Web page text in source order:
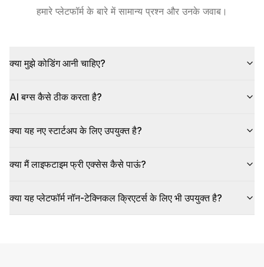
हमारे प्लेटफॉर्म के बारे में सामान्य प्रश्न और उनके जवाब।
क्या मुझे कोडिंग आनी चाहिए?
AI बग्स कैसे ठीक करता है?
क्या यह नए स्टार्टअप के लिए उपयुक्त है?
क्या मैं लाइफटाइम फ्री एक्सेस कैसे पाऊं?
क्या यह प्लेटफॉर्म नॉन-टेक्निकल क्रिएटर्स के लिए भी उपयुक्त है?